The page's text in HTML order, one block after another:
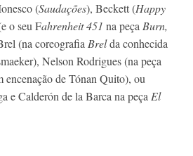
(Saudações), Beckett (Happy
o seu Fahrenheit 451 na peça Burn,
(na coreografia Brel da conhecida
encenação de Tónan Quito), ou
e Calderón de la Barca na peça El